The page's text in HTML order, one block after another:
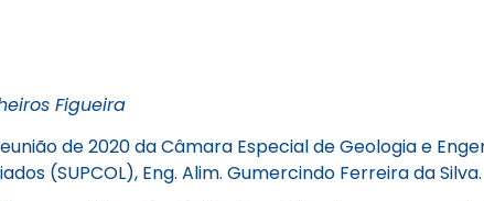
Figueira
de 2020 da Câmara Especial de Geologia e
(SUPCOL), Eng. Alim. Gumercindo Ferreira da Silva.